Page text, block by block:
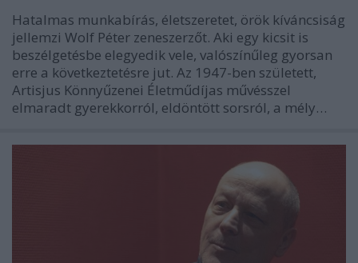
Hatalmas munkabírás, életszeretet, örök kíváncsiság
jellemzi Wolf Péter zeneszerzőt. Aki egy kicsit is
beszélgetésbe elegyedik vele, valószínűleg gyorsan
erre a következtetésre jut. Az 1947-ben született,
Artisjus Könnyűzenei Életműdíjas művésszel
elmaradt gyerekkorról, eldöntött sorsról, a mély…